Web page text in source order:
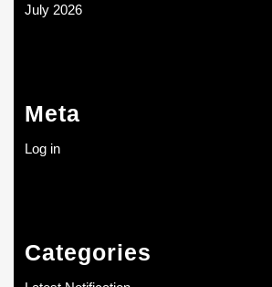
July 2026
Meta
Log in
Categories